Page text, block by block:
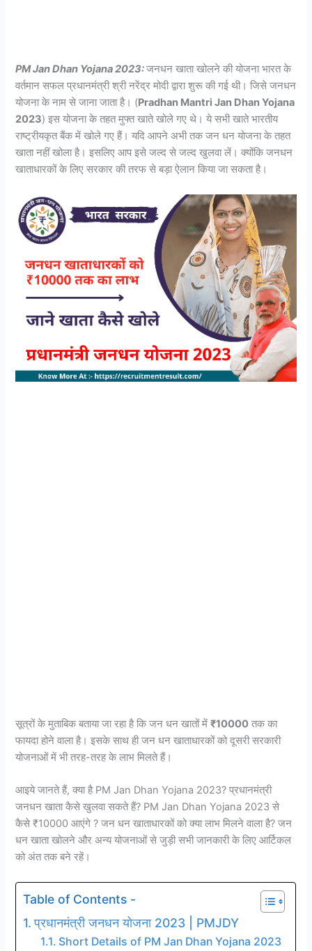
PM Jan Dhan Yojana 2023:जनधन खाता खोलने की योजना भारत के
वर्तमान सफल प्रधानमंत्री श्री नरेंद्र मोदी द्वारा शुरू की गई थी। जिसे जनधन
योजना के नाम से जाना जाता है। (Pradhan Mantri Jan Dhan Yojana
2023) इस योजना के तहत मुफ्त खाते खोले गए थे। ये सभी खाते भारतीय
राष्ट्रीयकृत बैंक में खोले गए हैं। यदि आपने अभी तक जन धन योजना के तहत
खाता नहीं खोला है। इसलिए आप इसे जल्द से जल्द खुलवा लें। क्योंकि जनधन
खाताधारकों के लिए सरकार की तरफ से बड़ा ऐलान किया जा सकता है।
सूत्रों के मुताबिक बताया जा रहा है कि जन धन खातों में₹10000 तक का
फायदा होने वाला है। इसके साथ ही जन धन खाताधारकों को दूसरी सरकारी
योजनाओं में भी तरह-तरह के लाभ मिलते हैं।
आइये जानते हैं, क्या है PM Jan Dhan Yojana 2023? प्रधानमंत्री
जनधन खाता कैसे खुलवा सकते हैं? PM Jan Dhan Yojana 2023 से
कैसे ₹10000 आएंगे ? जन धन खाताधारकों को क्या लाभ मिलने वाला है? जन
धन खाता खोलने और अन्य योजनाओं से जुड़ी सभी जानकारी के लिए आर्टिकल
को अंत तक बने रहें।
Table of Contents -
प्रधानमंत्री जनधन योजना 2023 | PMJDY
Short Details of PM Jan Dhan Yojana 2023